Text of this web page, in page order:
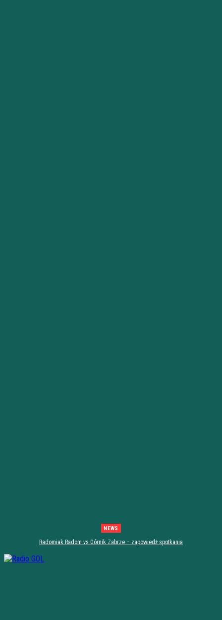
NEWS
Radomiak Radom vs Górnik Zabrze – zapowiedź spotkania